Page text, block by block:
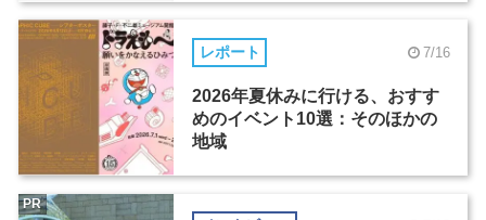
レポート 7/16
2026年夏休みに行ける、おすす
めのイベント10選：そのほかの
地域
PR